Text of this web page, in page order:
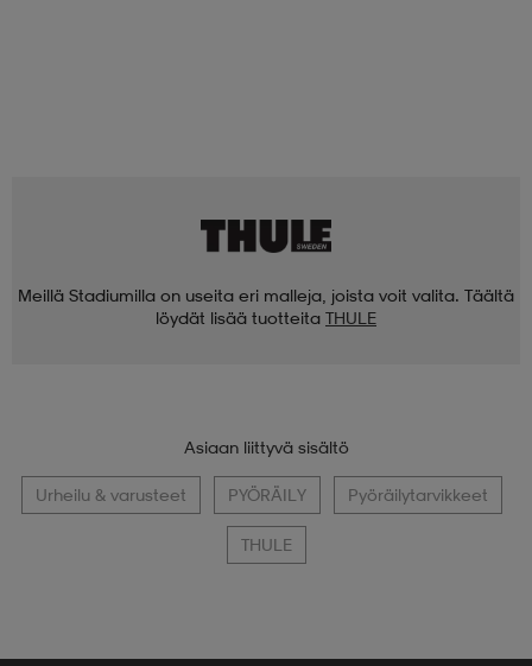
Meillä Stadiumilla on useita eri malleja, joista voit valita. Täältä
löydät lisää tuotteita THULE
Asiaan liittyvä sisältö
Urheilu & varusteet PYÖRÄILY Pyöräilytarvikkeet
THULE